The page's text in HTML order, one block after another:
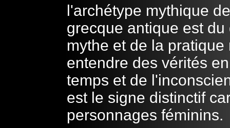
l'archétype mythique
grecque antique est
mythe et de la
entendre des vérités
temps et de
est le signe distinctif
personnages féminins.